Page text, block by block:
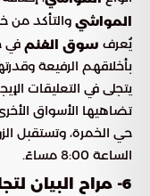
المواشي والتأكد من
يُعرف سوق الغنم في
بأخلاقهم الرفيعة
يتجلى في التعليقات
تضاهيها الأسواق
الساعة 8:00 مساءً.
6- مراح البيان لتجارة الأغنام